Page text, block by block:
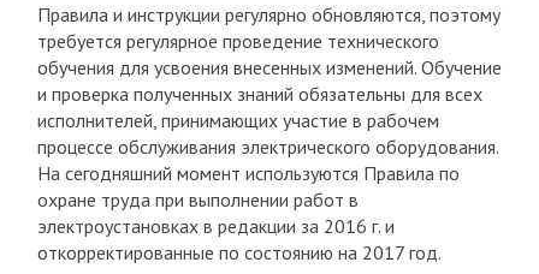
Правила и инструкции регулярно обновляются, поэтому
требуется регулярное проведение технического
обучения для усвоения внесенных изменений. Обучение
и проверка полученных знаний обязательны для всех
исполнителей, принимающих участие в рабочем
процессе обслуживания электрического оборудования.
На сегодняшний момент используются Правила по
охране труда при выполнении работ в
электроустановках в редакции за 2016 г. и
откорректированные по состоянию на 2017 год.